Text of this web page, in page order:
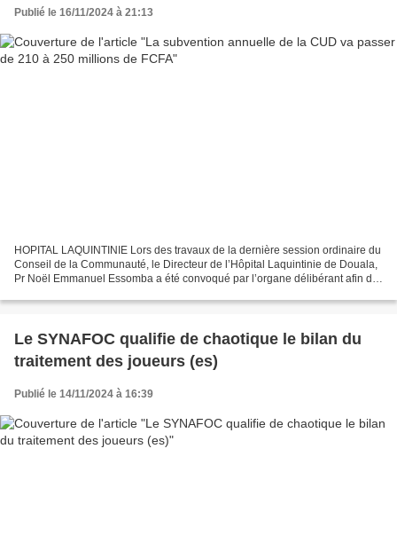
Publié le 16/11/2024 à 21:13
HOPITAL LAQUINTINIE Lors des travaux de la dernière session ordinaire du
Conseil de la Communauté, le Directeur de l’Hôpital Laquintinie de Douala,
Pr Noël Emmanuel Essomba a été convoqué par l’organe délibérant afin de
Le SYNAFOC qualifie de chaotique le bilan du
traitement des joueurs (es)
Publié le 14/11/2024 à 16:39